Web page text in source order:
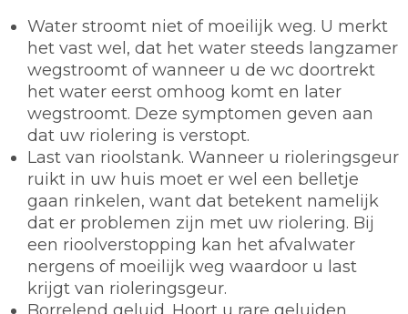
Water stroomt niet of moeilijk weg. U merkt
het vast wel, dat het water steeds langzamer
wegstroomt of wanneer u de wc doortrekt
het water eerst omhoog komt en later
wegstroomt. Deze symptomen geven aan
dat uw riolering is verstopt.
Last van rioolstank. Wanneer u rioleringsgeur
ruikt in uw huis moet er wel een belletje
gaan rinkelen, want dat betekent namelijk
dat er problemen zijn met uw riolering. Bij
een rioolverstopping kan het afvalwater
nergens of moeilijk weg waardoor u last
krijgt van rioleringsgeur.